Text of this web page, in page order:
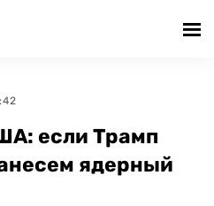
если Трамп
ядерный